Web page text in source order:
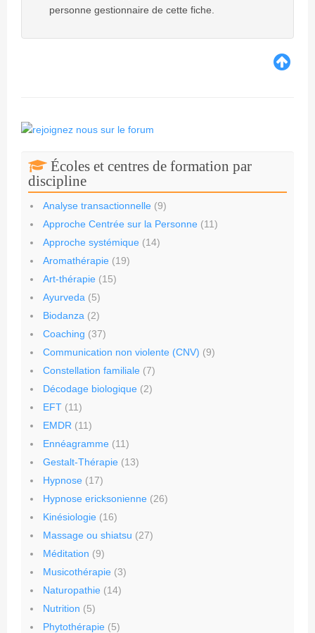
personne gestionnaire de cette fiche.
Écoles et centres de formation par
discipline
Analyse transactionnelle (9)
Approche Centrée sur la Personne (11)
Approche systémique (14)
Aromathérapie (19)
Art-thérapie (15)
Ayurveda (5)
Biodanza (2)
Coaching (37)
Communication non violente (CNV) (9)
Constellation familiale (7)
Décodage biologique (2)
EFT (11)
EMDR (11)
Ennéagramme (11)
Gestalt-Thérapie (13)
Hypnose (17)
Hypnose ericksonienne (26)
Kinésiologie (16)
Massage ou shiatsu (27)
Méditation (9)
Musicothérapie (3)
Naturopathie (14)
Nutrition (5)
Phytothérapie (5)